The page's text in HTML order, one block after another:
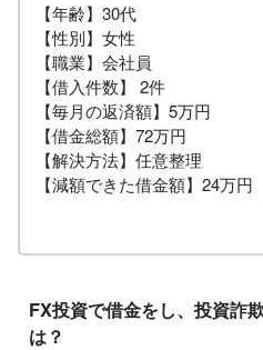
【年齢】30代
【性別】女性
【職業】会社員
【借入件数】 2件
【毎月の返済額】5万円
【借金総額】72万円
【解決方法】任意整理
【減額できた借金額】24万円
FX投資で借金をし、投資詐
は？